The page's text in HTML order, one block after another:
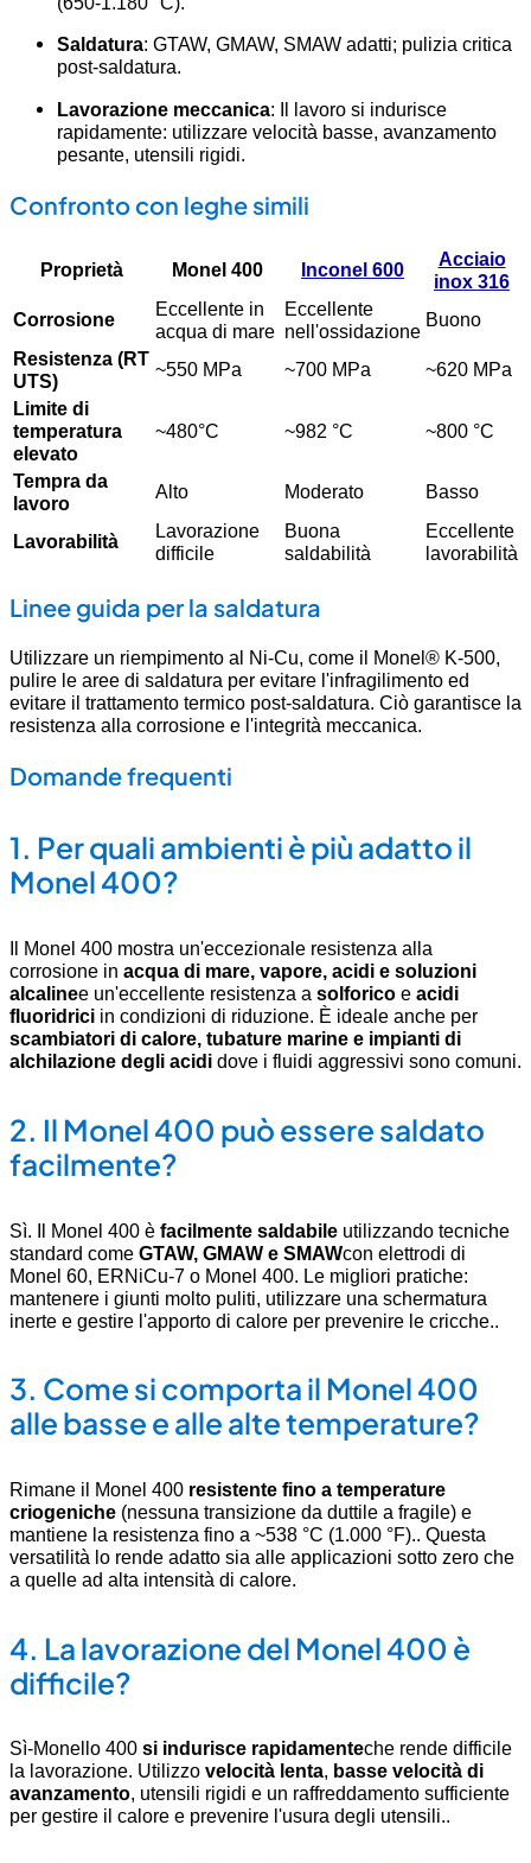
Saldatura: GTAW, GMAW, SMAW adatti; pulizia critica
post-saldatura.
Lavorazione meccanica: Il lavoro si indurisce
rapidamente: utilizzare velocità basse, avanzamento
pesante, utensili rigidi.
Confronto con leghe simili
Proprietà Monel 400 Inconel 600
Acciaio
inox 316
Corrosione
Eccellente in
acqua di mare
Eccellente
nell'ossidazione
Buono
Resistenza (RT
UTS)
~550 MPa ~700 MPa
~620 MPa
Limite di
temperatura
elevato
~480°C ~982 °C ~800 °C
Tempra da
lavoro
Alto Moderato Basso
Lavorabilità
Lavorazione
difficile
Buona
saldabilità
Eccellente
lavorabilità
Linee guida per la saldatura
Utilizzare un riempimento al Ni-Cu, come il Monel® K-500,
pulire le aree di saldatura per evitare l'infragilimento ed
evitare il trattamento termico post-saldatura. Ciò garantisce la
resistenza alla corrosione e l'integrità meccanica.
Domande frequenti
1. Per quali ambienti è più adatto il
Monel 400?
Il Monel 400 mostra un'eccezionale resistenza alla
corrosione in acqua di mare, vapore, acidi e soluzioni
alcalinee un'eccellente resistenza a solforico e acidi
fluoridrici in condizioni di riduzione. È ideale anche per
scambiatori di calore, tubature marine e impianti di
alchilazione degli acidi dove i fluidi aggressivi sono comuni.
2. Il Monel 400 può essere saldato
facilmente?
Sì. Il Monel 400 è facilmente saldabile utilizzando tecniche
standard come GTAW, GMAW e SMAWcon elettrodi di
Monel 60, ERNiCu-7 o Monel 400 Le migliori pratiche:
mantenere i giunti molto puliti, utilizzare una schermatura
inerte e gestire l'apporto di calore per prevenire le cricche.
3. Come si comporta il Monel 400
alle basse e alle alte temperature?
Rimane il Monel 400 resistente fino a temperature
criogeniche (nessuna transizione da duttile a fragile) e
mantiene la resistenza fino a ~538 °C (1.000 °F).. Questa
versatilità lo rende adatto sia alle applicazioni sotto zero che
a quelle ad alta intensità di calore.
4. La lavorazione del Monel 400 è
difficile?
Sì-Monello 400 si indurisce rapidamenteche rende difficile
la lavorazione. Utilizzo velocità lenta, basse velocità di
avanzamento, utensili rigidi e un raffreddamento sufficiente
per gestire il calore e prevenire l'usura degli utensili..